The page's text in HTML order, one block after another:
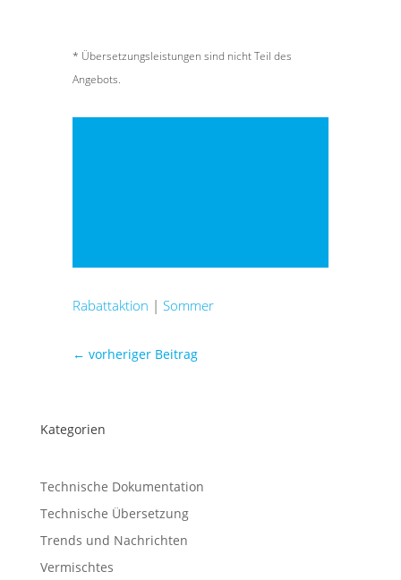
* Übersetzungsleistungen sind nicht Teil des
Angebots.
Kontaktieren Sie uns!
Rabattaktion | Sommer
← vorheriger Beitrag
Kategorien
Technische Dokumentation
Technische Übersetzung
Trends und Nachrichten
Vermischtes